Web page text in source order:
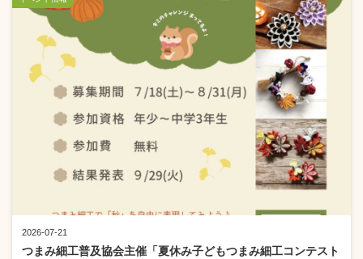
2026-07-21
つまみ細工普及協会主催「夏休み子どもつまみ細工コンテスト